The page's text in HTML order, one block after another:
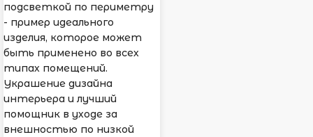
подсветкой по периметру
- пример идеального
изделия, которое может
быть применено во всех
типах помещений.
Украшение дизайна
интерьера и лучший
помощник в уходе за
внешностью по низкой